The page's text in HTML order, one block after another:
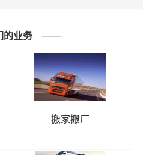
的业务
搬家搬厂